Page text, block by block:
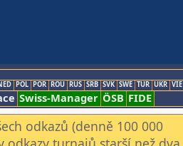
POL POR ROU RUS SRB SVK SWE TUR UKR VIE
Swiss-Manager ÖSB FIDE
odkazů (denně 100 000